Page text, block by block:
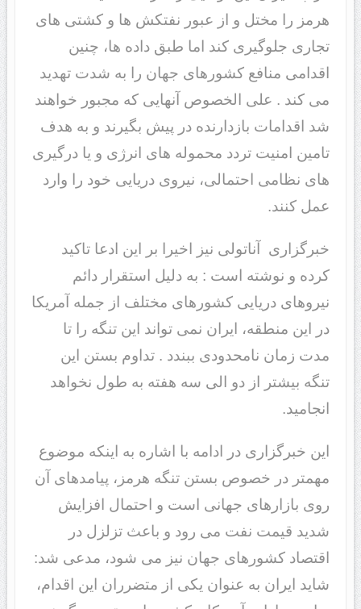
هرمز را مختل و از عبور نفتکش ها و کشتی های
تجاری جلوگیری کند اما طبق داده ها، چنین
اقدامی منافع کشورهای جهان را به شدت تهدید
می کند . علی الخصوص آنهایی که مجبور خواهند
شد اقدامات بازدارنده در پیش بگیرند و به هدف
تامین امنیت تردد محموله های انرژی و یا درگیری
های نظامی احتمالی، نیروی دریایی خود را وارد
عمل کنند.
خبرگزاری آناتولی نیز اخیرا بر این ادعا تاکید
کرده و نوشته است : به دلیل استقرار دائم
نیروهای دریایی کشورهای مختلف از جمله آمریکا
در این منطقه، ایران نمی تواند این تنگه را تا
مدت زمان نامحدودی ببندد . تداوم بستن این
تنگه بیشتر از دو الی سه هفته به طول نخواهد
انجامید.
این خبرگزاری در ادامه با اشاره به اینکه موضوع
مهمتر در خصوص بستن تنگه هرمز، پیامدهای آن
روی بازارهای جهانی است و احتمال افزایش
شدید قیمت نفت می رود و باعث تزلزل در
اقتصاد کشورهای جهان نیز می شود، مدعی شد:
شاید ایران به عنوان یکی از متضرران این اقدام،